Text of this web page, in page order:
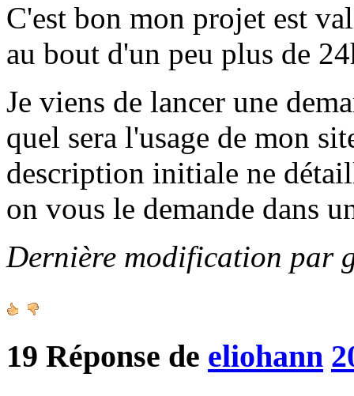
C'est bon mon projet est
au bout d'un peu plus de
Je viens de lancer une
quel sera l'usage de mon
description initiale ne
on vous le demande dans
Dernière modification par
19 Réponse de eliohann